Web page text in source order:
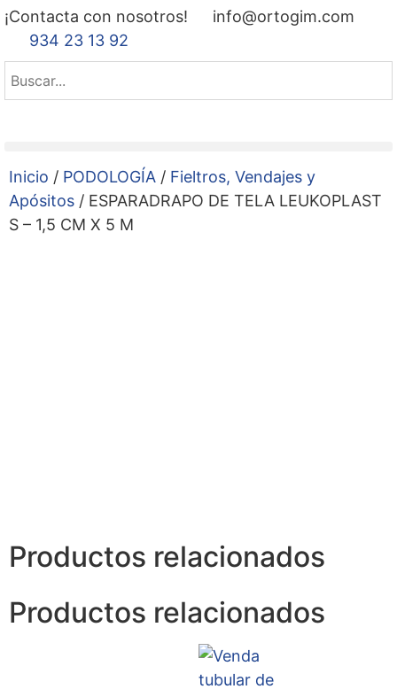
¡Contacta con nosotros!
info@ortogim.com
934 23 13 92
Inicio / PODOLOGÍA / Fieltros, Vendajes y
Apósitos / ESPARADRAPO DE TELA LEUKOPLAST
S – 1,5 CM X 5 M
Productos relacionados
Productos relacionados